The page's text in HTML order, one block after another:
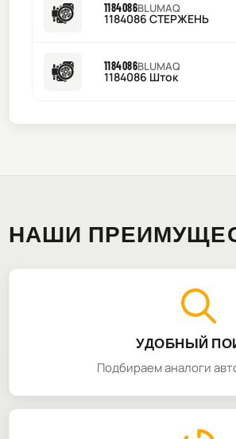
1184086BLUMAQ
1184086 СТЕРЖЕНЬ
1184086BLUMAQ
1184086 Шток
НАШИ
УДОБНЫЙ
Подбираем аналоги